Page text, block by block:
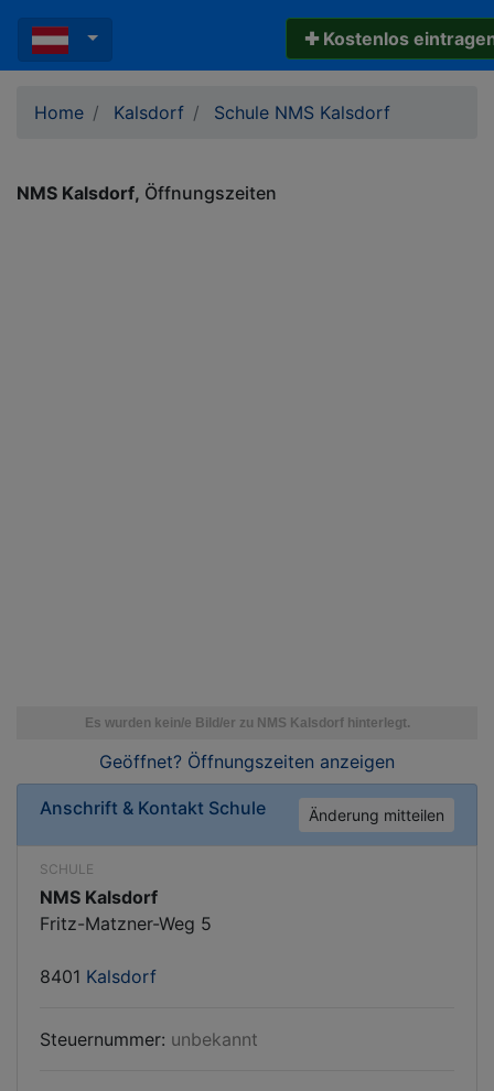
✚ Kostenlos
Home Kalsdorf Schule NMS Kalsdorf
NMS Kalsdorf Öffnungszeiten
Geöffnet? Öffnungszeiten anzeigen
Anschrift & Kontakt Schule Änderung mitteilen
SCHULE
NMS Kalsdorf
Fritz-Matzner-Weg 5
8401 Kalsdorf
Steuernummer: unbekannt